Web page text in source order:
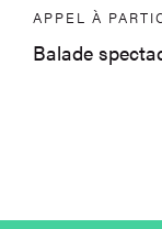
APPEL À
Balade